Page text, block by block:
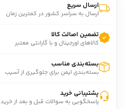
ارسال سریع
ارسال به سراسر کشور در کمترین زمان
تضمین اصالت کالا
کالاهای اورجینال و با گارانتی معتبر
بسته‌بندی مناسب
بسته‌بندی ایمن برای جلوگیری از آسیب
پشتیبانی خرید
پاسخگویی به سوالات قبل و بعد از خرید